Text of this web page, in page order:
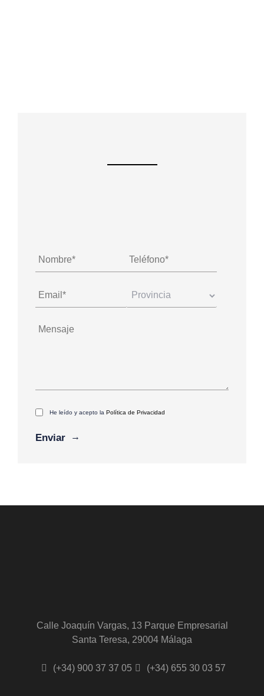
He leído y acepto la Política de Privacidad
Calle Joaquín Vargas, 13 Parque Empresarial
Santa Teresa, 29004 Málaga
(+34) 900 37 37 05 (+34) 655 30 03 57